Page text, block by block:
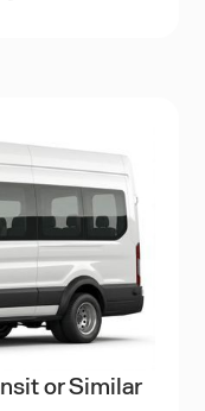
or Similar